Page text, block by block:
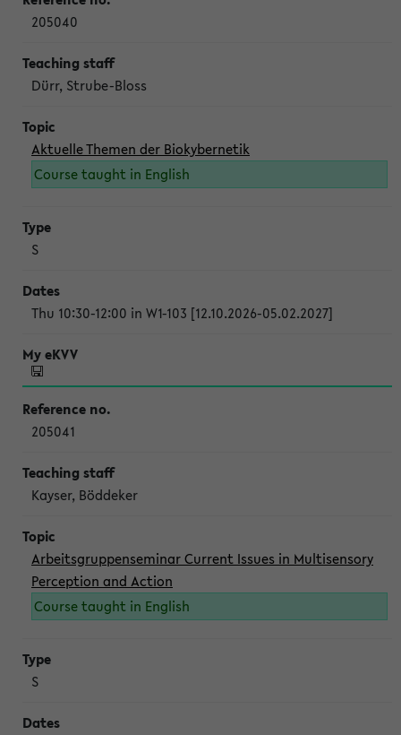
205040
Dürr, Strube-Bloss
Aktuelle Themen der Biokybernetik
Course taught in English
S
Thu 10:30-12:00 in W1-103 [12.10.2026-05.02.2027]
205041
Kayser, Böddeker
Arbeitsgruppenseminar Current Issues in Multisensory
Perception and Action
Course taught in English
S